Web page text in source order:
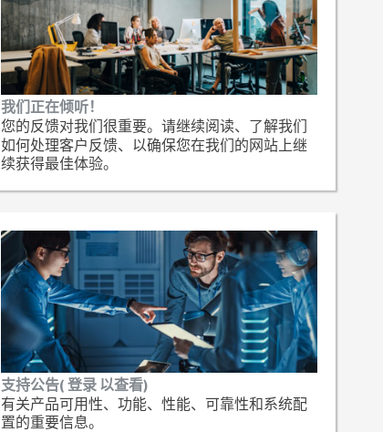
我们正在倾听！
您的反馈对我们很重要。请继续阅读、了解我们
如何处理客户反馈、以确保您在我们的网站上继
续获得最佳体验。
支持公告( 登录 以查看)
有关产品可用性、功能、性能、可靠性和系统配
置的重要信息。